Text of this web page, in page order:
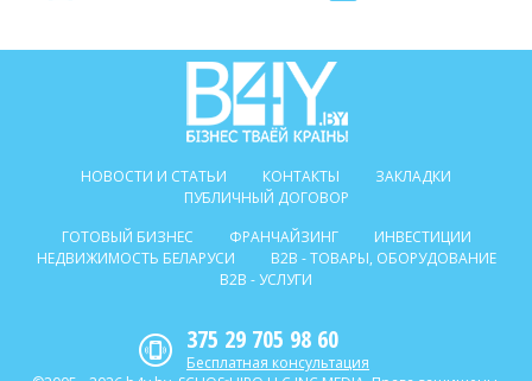
НОВОСТИ И СТАТЬИ КОНТАКТЫ
ЗАКЛАДКИ
ПУБЛИЧНЫЙ ДОГОВОР
ГОТОВЫЙ БИЗНЕС
ФРАНЧАЙЗИНГ
ИНВЕСТИЦИИ
НЕДВИЖИМОСТЬ БЕЛАРУСИ
B2B - ТОВАРЫ, ОБОРУДОВАНИЕ
B2B - УСЛУГИ
375 29 705 98 60
Бесплатная консультация